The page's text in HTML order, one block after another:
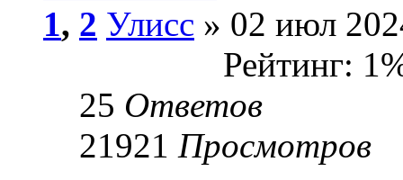
1, 2 Улисс » 02 июл
Рейтинг:
25 Ответов
21921 Просмотров